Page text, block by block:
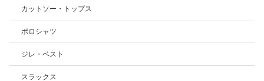
カットソー・トップス
ポロシャツ
ジレ・ベスト
スラックス